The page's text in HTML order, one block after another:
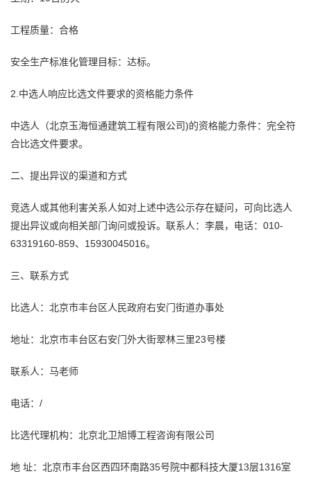
工程质量：合格
安全生产标准化管理目标：达标。
2.中选人响应比选文件要求的资格能力条件
中选人（北京玉海恒通建筑工程有限公司)的资格能力条件：完全符
合比选文件要求。
二、提出异议的渠道和方式
竞选人或其他利害关系人如对上述中选公示存在疑问，可向比选人
提出异议或向相关部门询问或投诉。联系人：李晨，电话：010-
63319160-859、15930045016。
三、联系方式
比选人：北京市丰台区人民政府右安门街道办事处
地址：北京市丰台区右安门外大街翠林三里23号楼
联系人：马老师
电话：/
比选代理机构：北京北卫旭博工程咨询有限公司
地 址：北京市丰台区西四环南路35号院中都科技大厦13层1316室